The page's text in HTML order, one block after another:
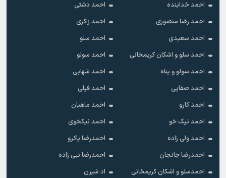
احمد خدابنده
احمد دشتی
احمد رضا منصوری
احمد زاکری
احمد سعیدی
احمد سلو
احمد سلو و اشکان کریمخانی
احمد سولو
احمد سولو و پناه
احمد شهابی
احمد صفایی
احمد فیلی
احمد کارو
احمد ماهیان
احمد نیک خو
احمد نیکخوی
احمد ولی زاده
احمدرضا پاکرو
احمدرضا جانجان
احمدرضا نبی زاده
احمدسلو و اشکان کریمخانی
اد شیرن